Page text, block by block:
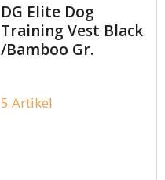
DG Elite Dog
Training Vest Black
/Bamboo Gr.
5 Artikel